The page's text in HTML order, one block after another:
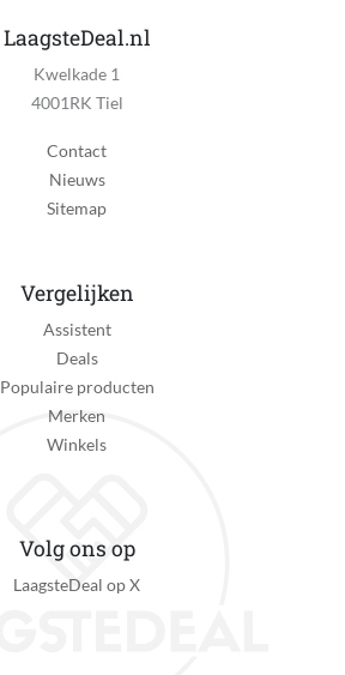
LaagsteDeal.nl
Kwelkade 1
4001RK Tiel
Contact
Nieuws
Sitemap
Vergelijken
Assistent
Deals
Populaire producten
Merken
Winkels
Volg ons op
LaagsteDeal op X